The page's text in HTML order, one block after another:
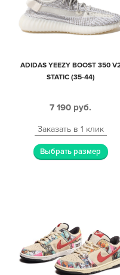
ADIDAS YEEZY BOOST 350
STATIC (35-44)
7 190 руб.
Заказать в 1 клик
Выбрать размер